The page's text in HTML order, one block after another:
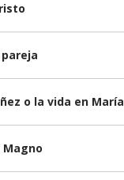
o la vida en María
Magno